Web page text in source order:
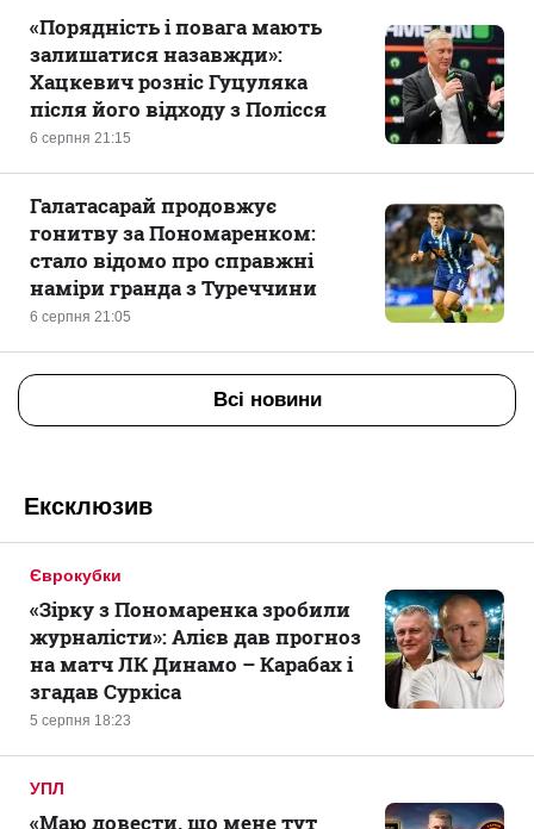
6 серпня 21:15
«Порядність і повага мають
залишатися назавжди»:
Хацкевич розніс Гуцуляка
після його відходу з Полісся
6 серпня 21:05
Галатасарай продовжує
гонитву за Пономаренком:
стало відомо про справжні
наміри гранда з Туреччини
Всі новини
Ексклюзив
Єврокубки
5 серпня 18:23
«Зірку з Пономаренка зробили
журналісти»: Алієв дав прогноз
на матч ЛК Динамо – Карабах і
згадав Суркіса
УПЛ
«Маю довести, що мене тут